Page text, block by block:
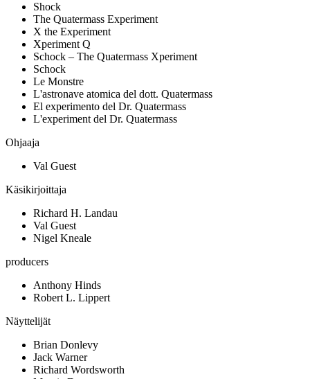
Shock
The Quatermass Experiment
X the Experiment
Xperiment Q
Schock – The Quatermass Xperiment
Schock
Le Monstre
L'astronave atomica del dott. Quatermass
El experimento del Dr. Quatermass
L'experiment del Dr. Quatermass
Ohjaaja
Val Guest
Käsikirjoittaja
Richard H. Landau
Val Guest
Nigel Kneale
producers
Anthony Hinds
Robert L. Lippert
Näyttelijät
Brian Donlevy
Jack Warner
Richard Wordsworth